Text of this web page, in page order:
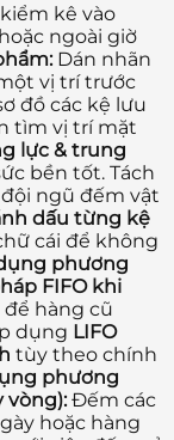
kê vào
ngoài giờ
Dán nhãn
vị trí trước
đồ các kệ lưu
tìm vị trí mặt
lực & trung
bền tốt. Tách
ngũ đếm vật
dấu từng kệ
cái để không
phương
FIFO khi
hàng cũ
dụng LIFO
tùy theo chính
phương
vòng):Đếm các
hoặc hàng